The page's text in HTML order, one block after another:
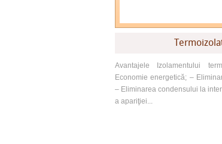
Avantajele Izolamentului
Economie energetică; –
– Eliminarea condensului la
a apariţiei...